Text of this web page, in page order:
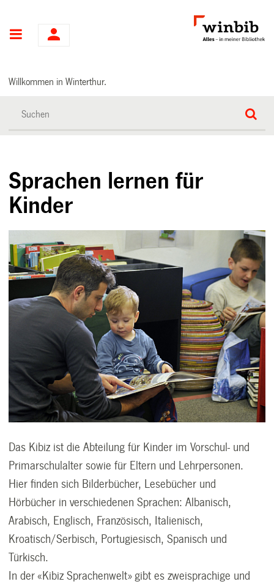
Hauptnavigation
Willkommen in Winterthur.
Sprachen lernen für
Kinder
Das Kibiz ist die Abteilung für Kinder im Vorschul- und
Primarschulalter sowie für Eltern und Lehrpersonen.
Hier finden sich Bilderbücher, Lesebücher und
Hörbücher in verschiedenen Sprachen: Albanisch,
Arabisch, Englisch, Französisch, Italienisch,
Kroatisch/Serbisch, Portugiesisch, Spanisch und
Türkisch.
In der «Kibiz Sprachenwelt» gibt es zweisprachige und